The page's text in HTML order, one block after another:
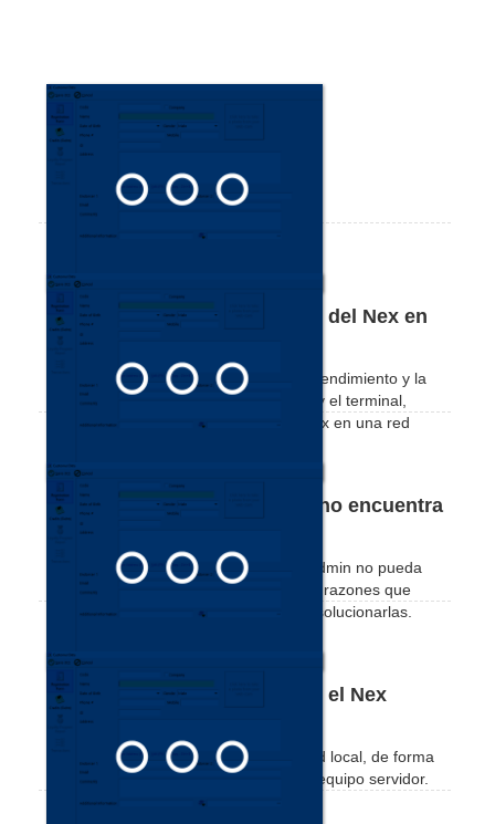
Cómo mejorar el rendimiento del Nex en
red
Vea algunos consejos para mejorar el rendimiento y la
comunicación entre el equipo servidor y el terminal,
mejorando la calidad y velocidad de Nex en una red
NexAdmin desde la terminal no encuentra
el servidor. ¿Qué hacer?
En algunos casoses posible que Nex Admin no pueda
localizar el servidor. Vea las principales razones que
pueden causar este problema y cómo solucionarlas.
Cómo localizar el servidor en el Nex
Admin
Vea cómo localizar el servidor en su red local, de forma
automática o desde la dirección IP del equipo servidor.